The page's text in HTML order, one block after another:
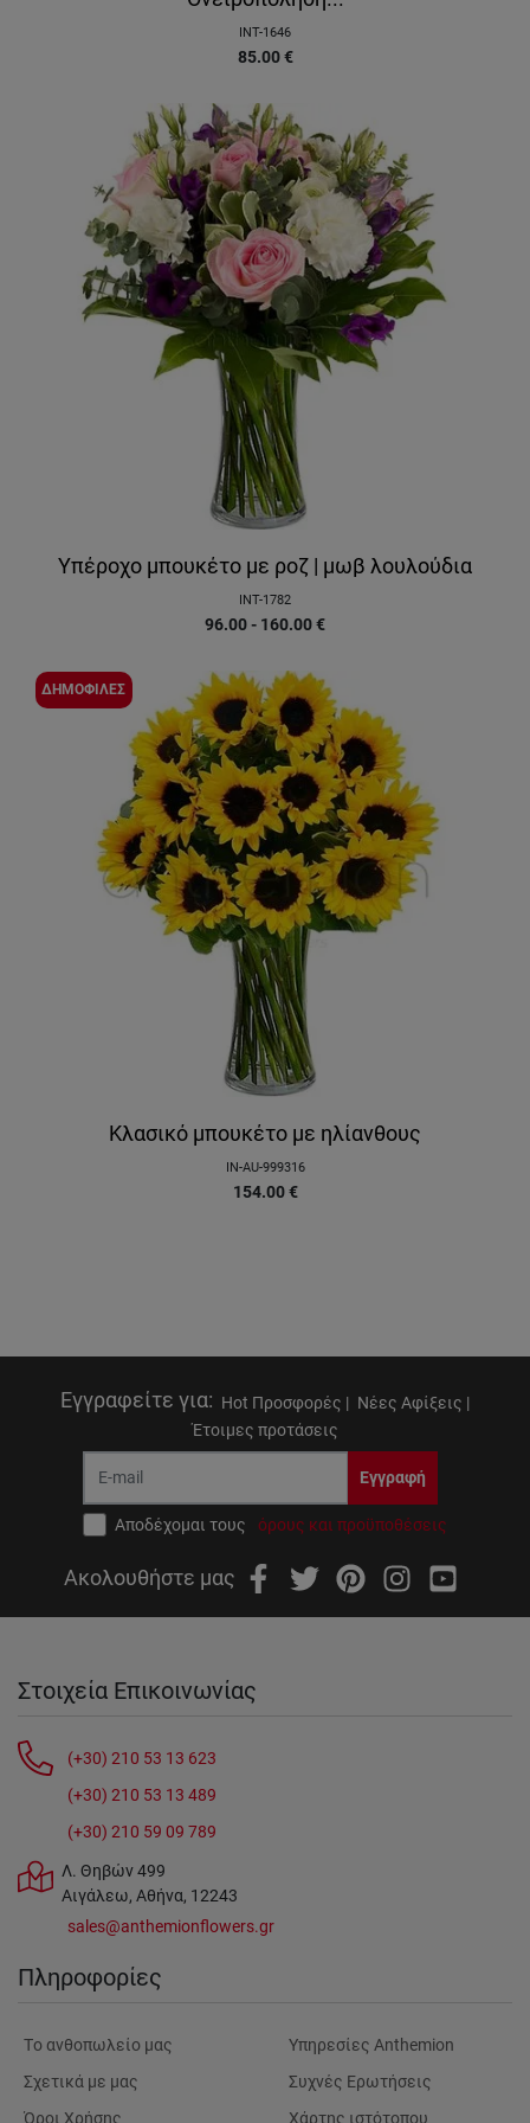
INT-1646
85.00 €
Υπέροχο μπουκέτο με ροζ | μωβ λουλούδια
INT-1782
96.00 - 160.00€
ΔΗΜΟΦΙΛΕΣ
Κλασικό μπουκέτο με ηλίανθους
IN-AU-999316
154.00 €
Εγγραφείτε για: Hot Προσφορές | Νέες Αφίξεις |
Έτοιμες προτάσεις
Εγγραφή
Αποδέχομαι τους όρους και προϋποθέσεις
Ακολουθήστε μας
Στοιχεία Επικοινωνίας
(+30) 210 53 13 623
(+30) 210 53 13 489
(+30) 210 59 09 789
Λ. Θηβών 499
Αιγάλεω, Αθήνα, 12243
sales@anthemionflowers.gr
Πληροφορίες
Tο ανθοπωλείο μας
Σχετικά με μας
Όροι Χρήσης
Υπηρεσίες Anthemion
Συχνές Ερωτήσεις
Χάρτης ιστότοπου